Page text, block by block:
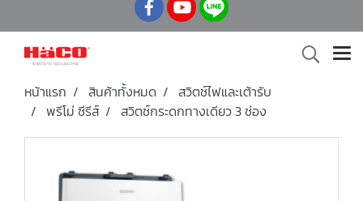
หน้าแรก สินค้าทั้งหมด
สวิตช์ไฟและเต้ารับ
พรีโม่ ซีรีส์
สวิตช์กระดกทางเดียว 3 ช่อง